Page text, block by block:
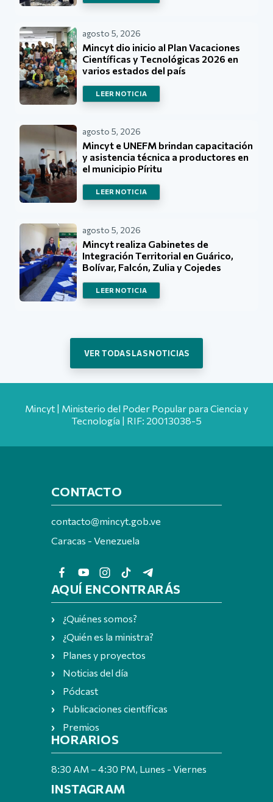
agosto 5, 2026
Mincyt dio inicio al Plan Vacaciones
Científicas y Tecnológicas 2026 en
varios estados del país
LEER NOTICIA
agosto 5, 2026
Mincyt e UNEFM brindan capacitación
y asistencia técnica a productores en
el municipio Píritu
LEER NOTICIA
agosto 5, 2026
Mincyt realiza Gabinetes de
Integración Territorial en Guárico,
Bolívar, Falcón, Zulia y Cojedes
LEER NOTICIA
VER TODAS LAS NOTICIAS
Mincyt | Ministerio del Poder Popular para Ciencia y
Tecnología | RIF: 20013038-5
CONTACTO
contacto@mincyt.gob.ve
Caracas - Venezuela
AQUÍ ENCONTRARÁS
¿Quiénes somos?
¿Quién es la ministra?
Planes y proyectos
Noticias del día
Pódcast
Publicaciones científicas
Premios
HORARIOS
8:30 AM – 4:30 PM, Lunes - Viernes
INSTAGRAM